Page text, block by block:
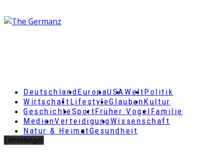
DeutschlandEuropaUSAWeltPolitik
Wirtschaft LifestyleGlaubenKultur
GeschichteSportFrüher Vogel Familie
MedienVerteidigungWissenschaft
Natur & HeimatGesundheit
Eilmeldungen